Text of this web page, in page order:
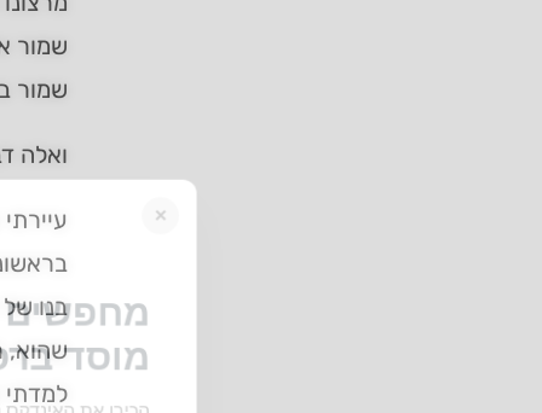
שמור
שמור
ואלה
בנו
שהוא,
למדתי
מחפשים
מוסד